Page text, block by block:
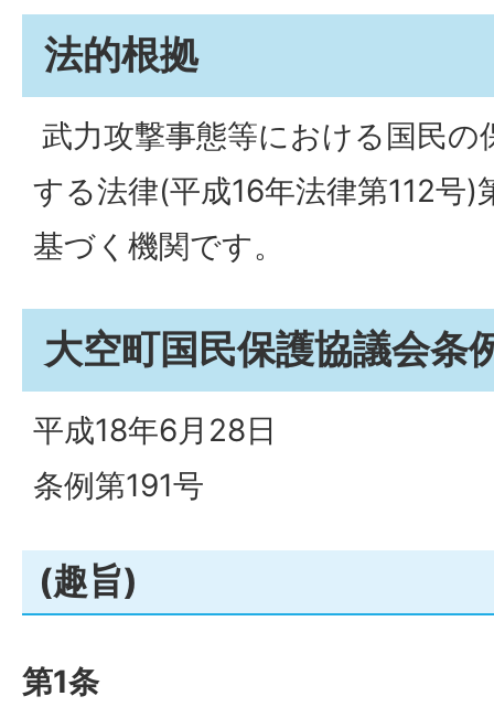
法的根拠
武力攻撃事態等における国民
する法律(平成16年法律第112号
基づく機関です。
大空町国民保護協議会条
平成18年6月28日
条例第191号
(趣旨)
第1条